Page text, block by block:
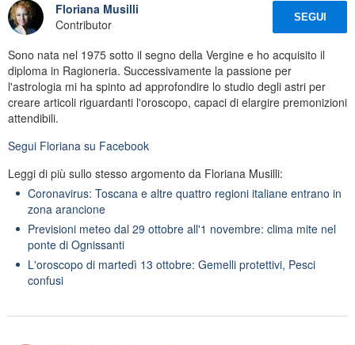
Floriana Musilli
Contributor
SEGUI
Sono nata nel 1975 sotto il segno della Vergine e ho acquisito il
diploma in Ragioneria. Successivamente la passione per
l'astrologia mi ha spinto ad approfondire lo studio degli astri per
creare articoli riguardanti l'oroscopo, capaci di elargire premonizioni
attendibili.
Segui Floriana su Facebook
Leggi di più sullo stesso argomento da Floriana Musilli:
Coronavirus: Toscana e altre quattro regioni italiane entrano in
zona arancione
Previsioni meteo dal 29 ottobre all'1 novembre: clima mite nel
ponte di Ognissanti
L'oroscopo di martedì 13 ottobre: Gemelli protettivi, Pesci
confusi